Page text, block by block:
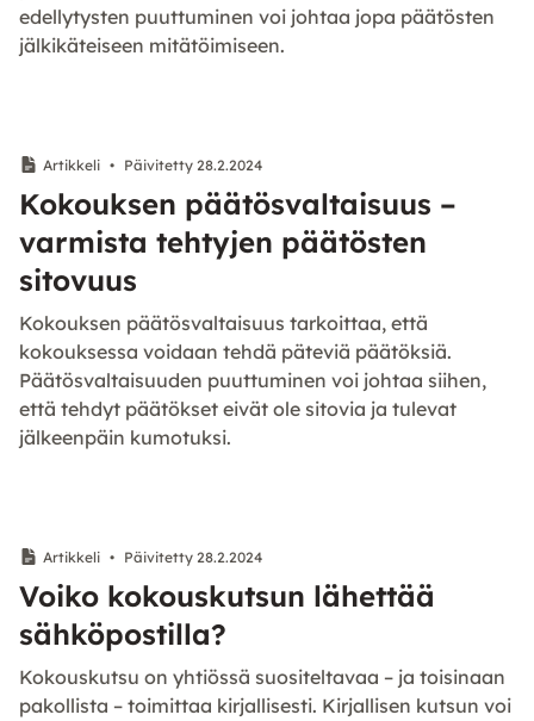
edellytysten puuttuminen voi johtaa jopa päätösten
jälkikäteiseen mitätöimiseen.
Artikkeli • Päivitetty 28.2.2024
Kokouksen päätösvaltaisuus –
varmista tehtyjen päätösten
sitovuus
Kokouksen päätösvaltaisuus tarkoittaa, että
kokouksessa voidaan tehdä päteviä päätöksiä.
Päätösvaltaisuuden puuttuminen voi johtaa siihen,
että tehdyt päätökset eivät ole sitovia ja tulevat
jälkeenpäin kumotuksi.
Artikkeli • Päivitetty 28.2.2024
Voiko kokouskutsun lähettää
sähköpostilla?
Kokouskutsu on yhtiössä suositeltavaa – ja toisinaan
pakollista – toimittaa kirjallisesti. Kirjallisen kutsun voi